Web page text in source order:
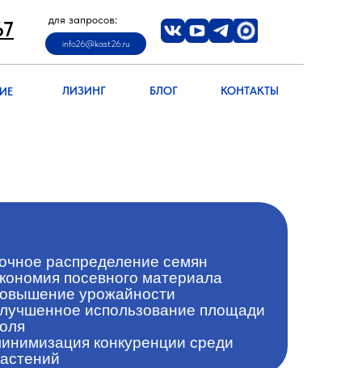
для запросов:
info26@kast26.ru
БЛОГ
ЛИЗИНГ КОНТАКТЫ
info26@kast26.ru
info26@kast26.ru
КОНТАКТЫ
ЛИЗИНГ БЛОГ
распределение семян
посевного материала
урожайности
использование площади
конкуренции среди